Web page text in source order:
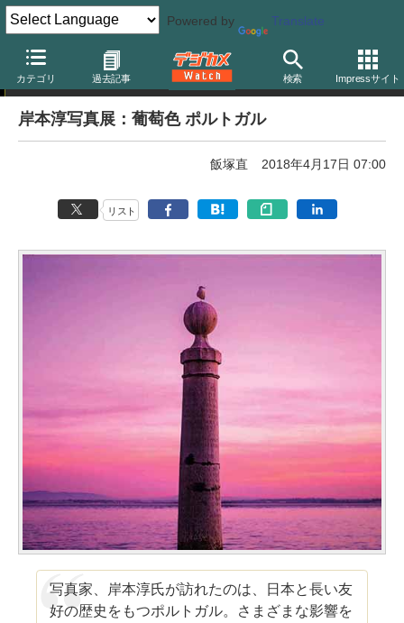
Powered by Translate
カテゴリ 過去記事 検索 Impressサイト
写真展告知
岸本淳写真展：葡萄色 ポルトガル
飯塚直 2018年4月17日 07:00
リスト
写真家、岸本淳氏が訪れたのは、日本と長い友
好の歴史をもつポルトガル。さまざまな影響を